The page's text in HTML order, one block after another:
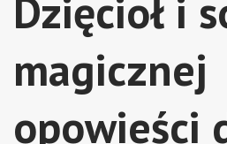
Dzięcioł i
magicznej
opowieści